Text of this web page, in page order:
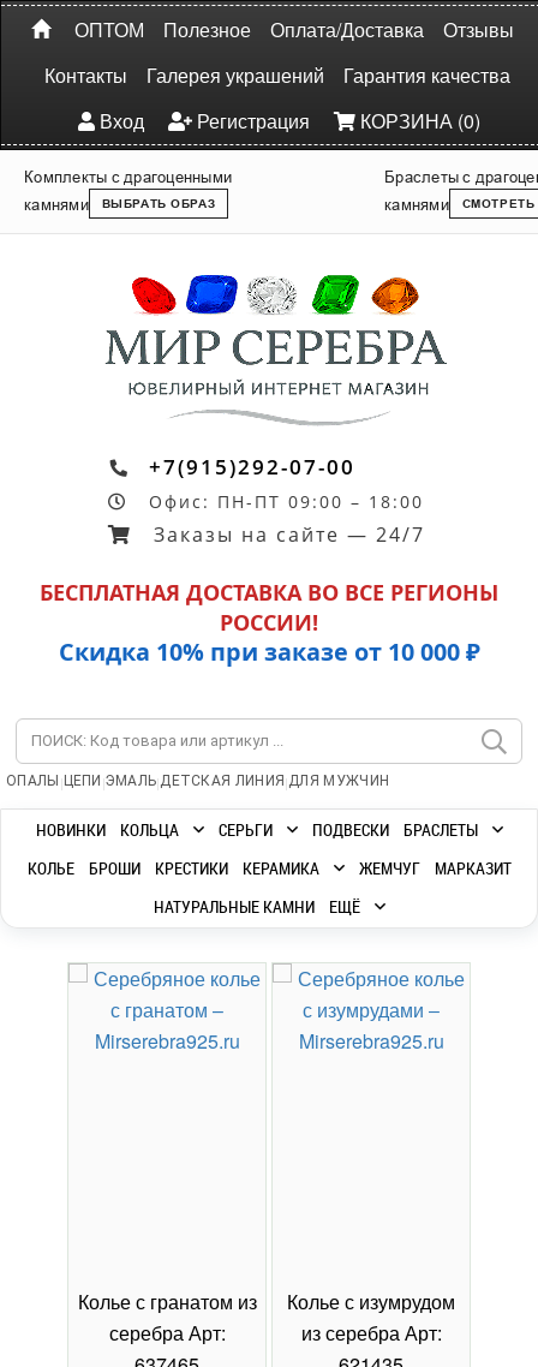
ОПТОМ Полезное Оплата/Доставка
Отзывы
Контакты
Галерея украшений
Гарантия качества
Вход
Регистрация КОРЗИНА (0)
Комплекты с драгоценными
камнями
ВЫБРАТЬ ОБРАЗ
Браслеты с
камнями
СМОТРЕТЬ
+7(915)292-07-00
Офис: ПН-ПТ 09:00 – 18:00
Заказы на сайте — 24/7
БЕСПЛАТНАЯ ДОСТАВКА ВО ВСЕ РЕГИОНЫ
РОССИИ!
Скидка 10% при заказе от 10 000 ₽
ОПАЛЫ | ЦЕПИ |ЭМАЛЬ|ДЕТСКАЯ ЛИНИЯ |ДЛЯ МУЖЧИН
НОВИНКИ КОЛЬЦА СЕРЬГИ ПОДВЕСКИ
БРАСЛЕТЫ
КОЛЬЕ
БРОШИ КРЕСТИКИ КЕРАМИКА ЖЕМЧУГ
МАРКАЗИТ
НАТУРАЛЬНЫЕ КАМНИ
ЕЩЁ
Колье с гранатом из
серебра Арт:
Колье с изумрудом
из серебра Арт: